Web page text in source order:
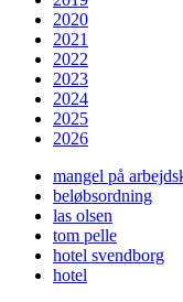
2020
2021
2022
2023
2024
2025
2026
mangel på
beløbsordning
las olsen
tom pelle
hotel svendborg
hotel